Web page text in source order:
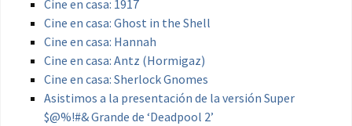
Cine en casa: 1917
Cine en casa: Ghost in the Shell
Cine en casa: Hannah
Cine en casa: Antz (Hormigaz)
Cine en casa: Sherlock Gnomes
Asistimos a la presentación de la versión Super
$@%!#& Grande de ‘Deadpool 2’